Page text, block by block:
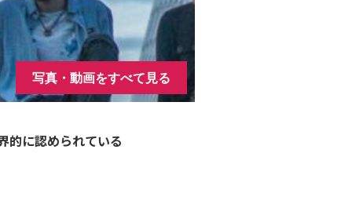
写真・動画をすべて見る
的に認められている